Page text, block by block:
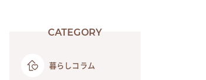
CATEGORY
暮らしコラム